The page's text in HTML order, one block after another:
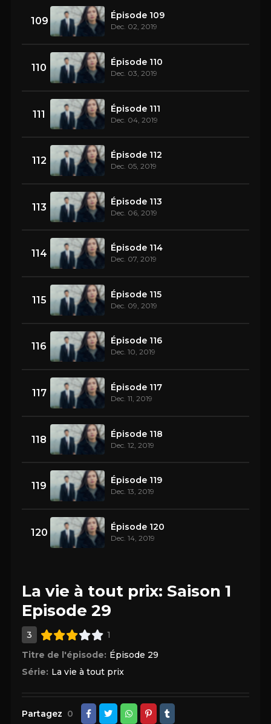
109 Épisode 109
Dec. 02, 2019
110 Épisode 110
Dec. 03, 2019
111 Épisode 111
Dec. 04, 2019
112 Épisode 112
Dec. 05, 2019
113 Épisode 113
Dec. 06, 2019
114 Épisode 114
Dec. 07, 2019
115 Épisode 115
Dec. 09, 2019
116 Épisode 116
Dec. 10, 2019
117 Épisode 117
Dec. 11, 2019
118 Épisode 118
Dec. 12, 2019
119 Épisode 119
Dec. 13, 2019
120 Épisode 120
Dec. 14, 2019
La vie à tout prix: Saison 1
Episode 29
3
1
Titre de l'épisode: Épisode 29
Série: La vie à tout prix
Partagez 0